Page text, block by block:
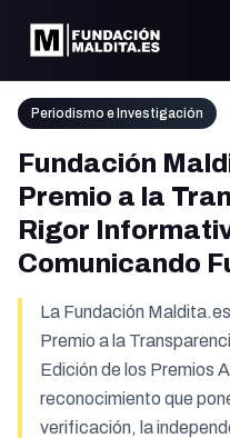
Periodismo e Investigación
Fundación
Premio a la
Rigor
Comunicando
La Fundación
Premio a la
Edición de los Premios
reconocimiento que
verificación, la